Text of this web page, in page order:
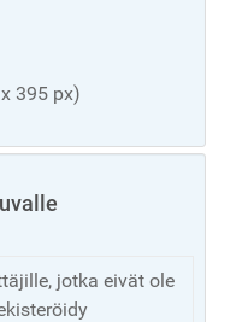
395 px)
jotka eivät ole